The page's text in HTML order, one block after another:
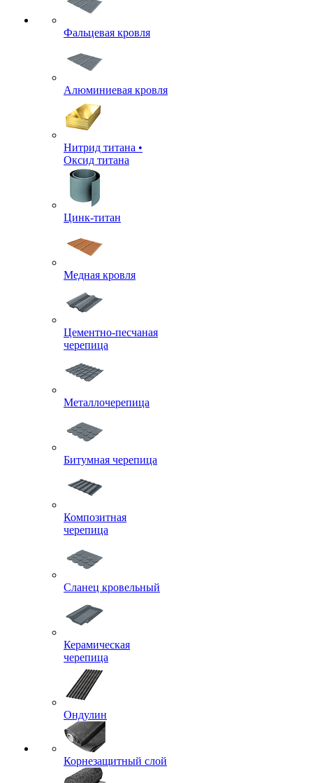
Фальцевая кровля
Алюминиевая кровля
Нитрид титана •
Оксид титана
Цинк-титан
Медная кровля
Цементно-песчаная
черепица
Металлочерепица
Битумная черепица
Композитная
черепица
Сланец кровельный
Керамическая
черепица
Ондулин
Корнезащитный слой